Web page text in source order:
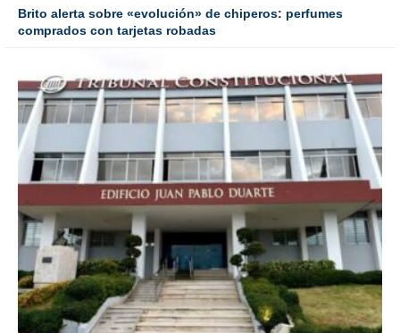
Brito alerta sobre «evolución» de chiperos: perfumes
comprados con tarjetas robadas